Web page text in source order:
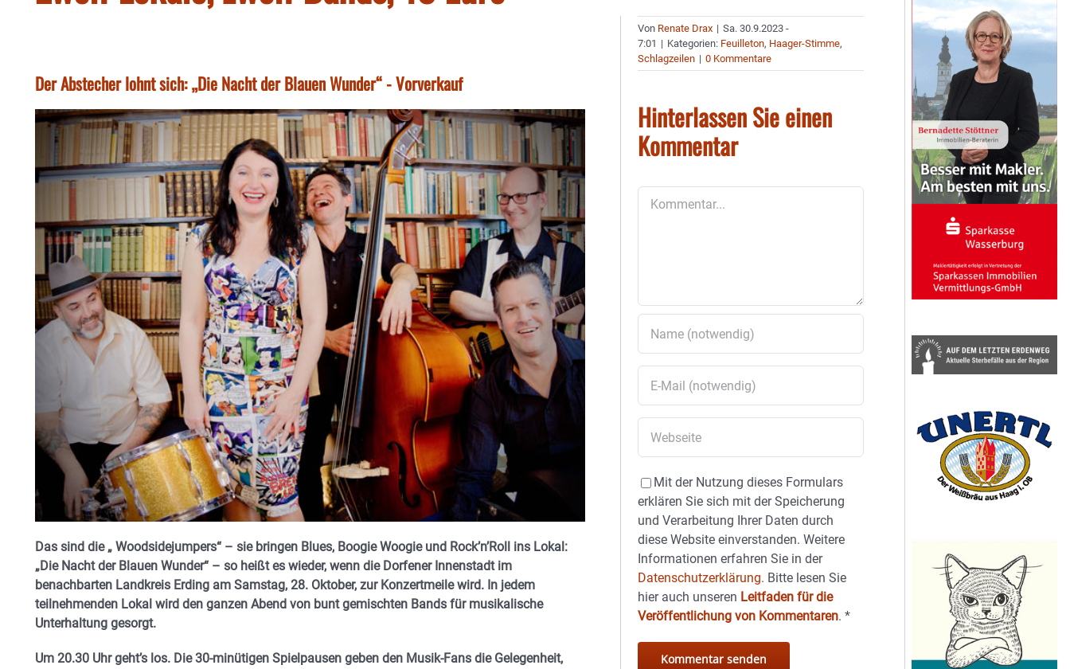
Der Abstecher lohnt sich: „Die Nacht der Blauen Wunder“ - Vorverkauf
Das sind die „ Woodsidejumpers“ – sie bringen Blues, Boogie Woogie und Rock’n’Roll ins Lokal:
„Die Nacht der Blauen Wunder“ – so heißt es wieder, wenn die Dorfener Innenstadt im
benachbarten Landkreis Erding am Samstag, 28. Oktober, zur Konzertmeile wird. In jedem
teilnehmenden Lokal wird den ganzen Abend von bunt gemischten Bands für musikalische
Unterhaltung gesorgt.
Um 20.30 Uhr geht’s los. Die 30-minütigen Spielpausen geben den Musik-Fans die Gelegenheit,
Von Renate Drax | Sa. 30.9.2023 -
7:01 | Kategorien: Feuilleton, Haager-Stimme,
Schlagzeilen | 0 Kommentare
Hinterlassen Sie einen
Kommentar
Mit der Nutzung dieses Formulars
erklären Sie sich mit der Speicherung
und Verarbeitung Ihrer Daten durch
diese Website einverstanden. Weitere
Informationen erfahren Sie in der
Datenschutzerklärung. Bitte lesen Sie
hier auch unseren Leitfaden für die
Veröffentlichung von Kommentaren.*